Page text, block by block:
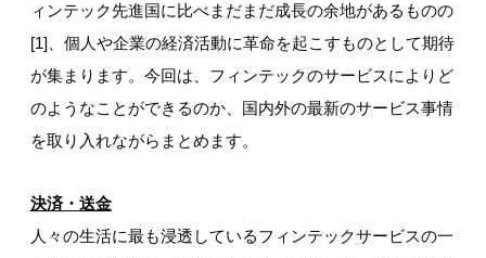
ィンテック先進国に比べまだまだ成長の余地があるものの
[1]、個人や企業の経済活動に革命を起こすものとして期待
が集まります。今回は、フィンテックのサービスによりど
のようなことができるのか、国内外の最新のサービス事情
を取り入れながらまとめます。
決済・送金
人々の生活に最も浸透しているフィンテックサービスの一